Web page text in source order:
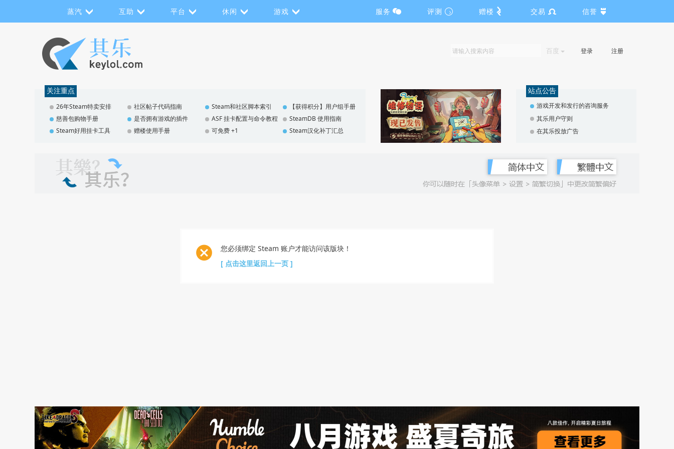
蒸汽 互助 平台 休闲 游戏 服务 评测 赠楼 交易 信誉
百度 登录 注册
关注重点
26年Steam特卖安排 社区帖子代码指南 Steam和社区脚本索引
【获得积分】用户组手册
慈善包购物手册
是否拥有游戏的插件 ASF 挂卡配置与命令教程
SteamDB 使用指南
Steam好用挂卡工具
赠楼使用手册 可免费 +1 Steam汉化补丁汇总
站点公告
游戏开发和发行的咨询服务
其乐用户守则
在其乐投放广告
您必须绑定 Steam 账户才能访问该版块！
[ 点击这里返回上一页 ]